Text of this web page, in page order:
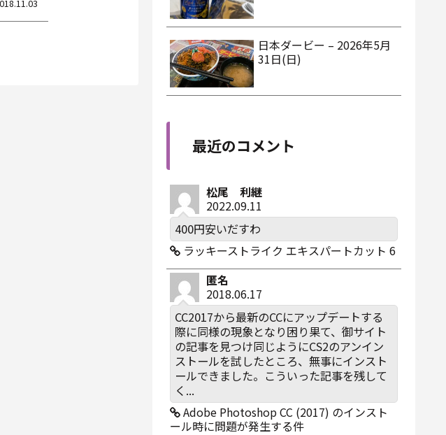
日本ダービー – 2026年5月
31日(日)
最近のコメント
松尾 利継
2022.09.11
400円安いだすわ
ラッキーストライク エキスパートカット 6
匿名
2018.06.17
CC2017から最新のCCにアップデートする
際に同様の現象となり困り果て、御サイト
の記事を見つけ同じようにCS2のアンイン
ストールを試したところ、無事にインスト
ールできました。こういった記事を残して
く...
Adobe Photoshop CC (2017) のインスト
ール時に問題が発生する件